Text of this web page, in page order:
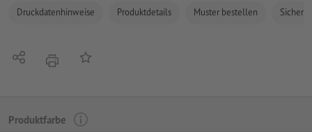
Druckdatenhinweise Produktdetails Muster bestellen
Teilen DruckenAuf die Merkliste
Produktfarbe